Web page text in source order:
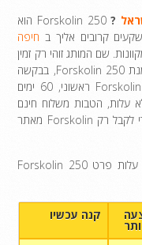
?
Forskolin 250 הוא
קרובים אליך ב חיפה
שם המותג זוהי רק זמין
. להזמנת Forskolin 250, בבקשה
לעיין באתר הרשמי. משם תוכל לקבל פריט Forskolin ראשוני, 60 ימים
עלות, הטבות משלוח חינם
וגם כמה הנחות שונות אחרות. אז, להבטיח כדי לקבל רק Forskolin מאתר
קנה עכשיו